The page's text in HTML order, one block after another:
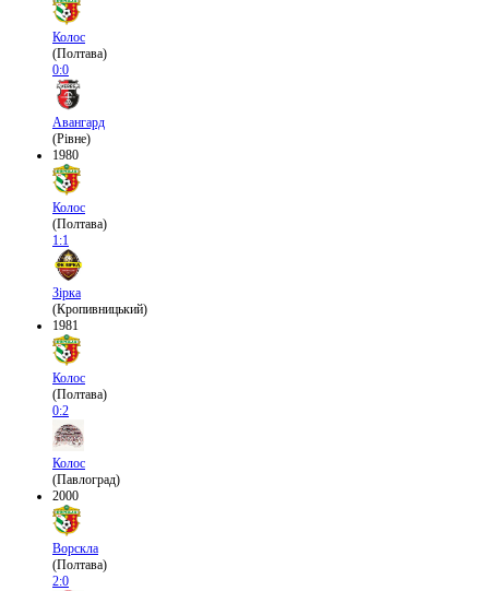
Колос
(Полтава)
0:0
Авангард
(Рівне)
1980
Колос
(Полтава)
1:1
Зірка
(Кропивницький)
1981
Колос
(Полтава)
0:2
Колос
(Павлоград)
2000
Ворскла
(Полтава)
2:0